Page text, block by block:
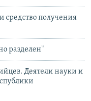
средство получения
разделен"
Деятели науки и